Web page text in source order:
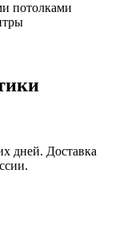
потолками
дней. Доставка